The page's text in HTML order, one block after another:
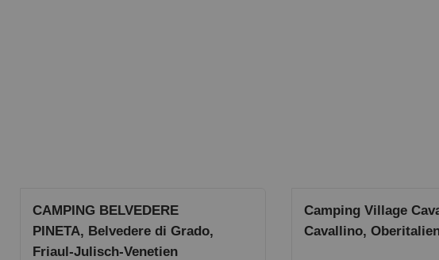
CAMPING BELVEDERE
PINETA, Belvedere di Grado,
Friaul-Julisch-Venetien
Camping Village
Cavallino,